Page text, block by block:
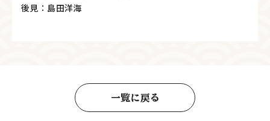
後見：島田洋海
一覧に戻る